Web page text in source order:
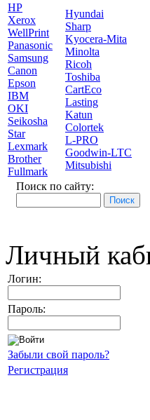
HP
Xerox
WellPrint
Panasonic
Samsung
Canon
Epson
IBM
OKI
Seikosha
Star
Lexmark
Brother
Fullmark
Hyundai
Sharp
Kyocera-Mita
Minolta
Ricoh
Toshiba
CartEco
Lasting
Katun
Colortek
L-PRO
Goodwin-LTC
Mitsubishi
Поиск по сайту:
Личный
Логин:
Пароль:
Забыли свой пароль?
Регистрация